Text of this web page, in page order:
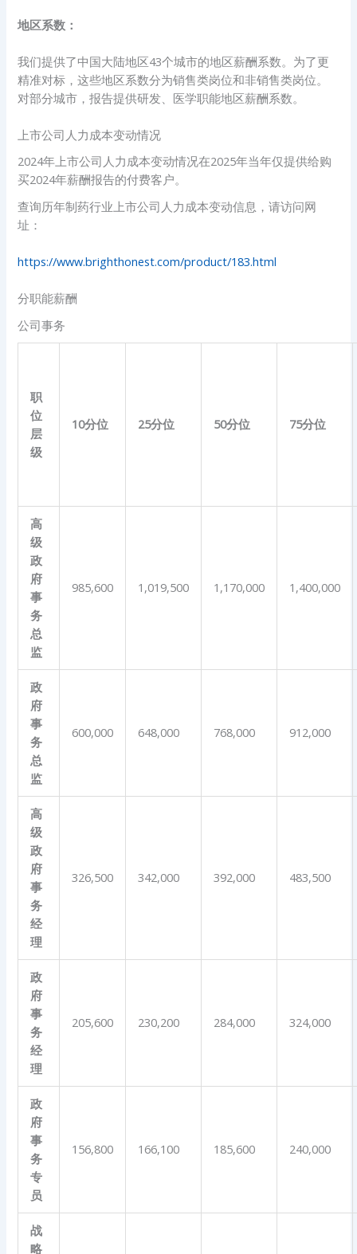
地区系数：
我们提供了中国大陆地区43个城市的地区薪酬系数。为了更
精准对标，这些地区系数分为销售类岗位和非销售类岗位。
对部分城市，报告提供研发、医学职能地区薪酬系数。
上市公司人力成本变动情况
2024年上市公司人力成本变动情况在2025年当年仅提供给购
买2024年薪酬报告的付费客户。
查询历年制药行业上市公司人力成本变动信息，请访问网
址：
https://www.brighthonest.com/product/183.html
分职能薪酬
公司事务
职
位
层
级
10分位 25分位 50分位 75分位
高
级
政
府
事
务
总
监
985,600 1,019,500 1,170,000 1,400,000
政
府
事
务
总
监
600,000 648,000 768,000 912,000
高
级
政
府
事
务
经
理
326,500 342,000 392,000 483,500
政
府
事
务
经
理
205,600 230,200 284,000 324,000
政
府
事
务
专
员
156,800 166,100 185,600 240,000
战
略